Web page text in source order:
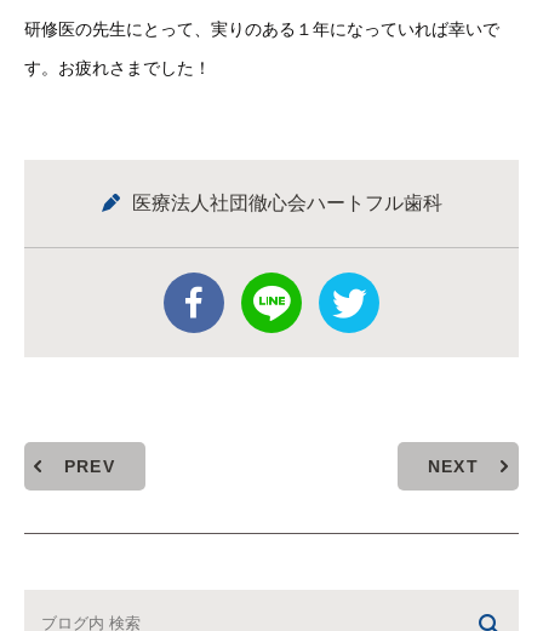
研修医の先生にとって、実りのある１年になっていれば幸いで
す。お疲れさまでした！
医療法人社団徹心会ハートフル歯科
PREV NEXT